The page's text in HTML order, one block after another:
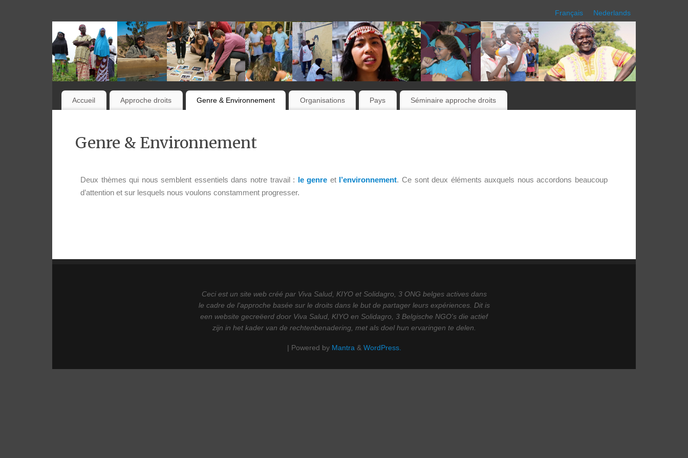
Français Nederlands
Accueil Approche droits Genre & Environnement Organisations Pays Séminaire approche droits
Genre & Environnement
Deux thèmes qui nous semblent essentiels dans notre travail : le genre etl’environnement. Ce sont deux éléments auxquels nous accordons beaucoup
d’attention et sur lesquels nous voulons constamment progresser.
Ceci est un site web créé par Viva Salud, KIYO et Solidagro, 3 ONG belges actives dans
le cadre de l'approche basée sur le droits dans le but de partager leurs expériences. Dit is
een website gecreëerd door Viva Salud, KIYO en Solidagro, 3 Belgische NGO's die actief
zijn in het kader van de rechtenbenadering, met als doel hun ervaringen te delen.
| Powered by Mantra& WordPress.